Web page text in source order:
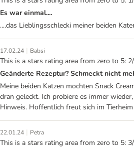
Es war einmal....
....das Lieblingsschlecki meiner beiden
17.02.24 | Babsi
This is a stars rating area from zero to 5:
Geänderte Rezeptur? Schmeckt nicht
Meine beiden Katzen mochten Snack
dran geleckt. Ich probiere es immer
Hinweis. Hoffentlich freut sich im Tierheim
22.01.24 | Petra
This is a stars rating area from zero to 5: